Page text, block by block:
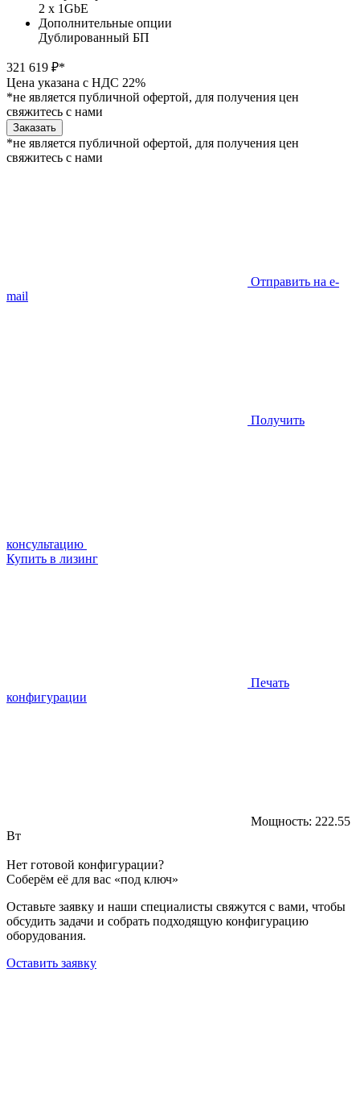
2 x 1GbE
Дополнительные опции
Дублированный БП
321 619 ₽*
Цена указана с НДС 22%
*не является публичной офертой, для получения цен
свяжитесь с нами
Заказать
*не является публичной офертой, для получения цен
свяжитесь с нами
Отправить на e-
mail
Получить
консультацию
Купить в лизинг
Печать
конфигурации
Мощность: 222.55
Вт
Нет готовой конфигурации?
Соберём её для вас «под ключ»
Оставьте заявку и наши специалисты свяжутся с вами, чтобы
обсудить задачи и собрать подходящую конфигурацию
оборудования.
Оставить заявку